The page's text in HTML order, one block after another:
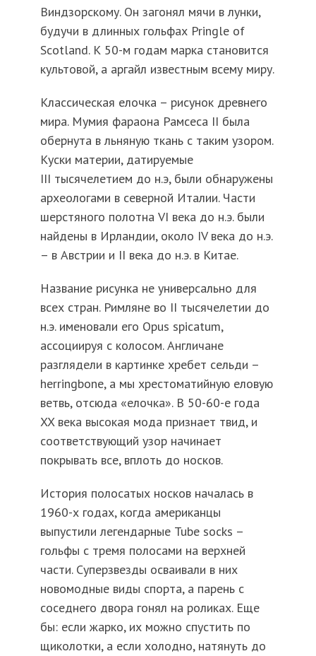
Виндзорскому. Он загонял мячи в лунки,
будучи в длинных гольфах Pringle of
Scotland. К 50-м годам марка становится
культовой, а аргайл известным всему миру.
Классическая елочка – рисунок древнего
мира. Мумия фараона Рамсеса II была
обернута в льняную ткань с таким узором.
Куски материи, датируемые
III тысячелетием до н.э, были обнаружены
археологами в северной Италии. Части
шерстяного полотна VI века до н.э. были
найдены в Ирландии, около IV века до н.э.
– в Австрии и II века до н.э. в Китае.
Название рисунка не универсально для
всех стран. Римляне во II тысячелетии до
н.э. именовали его Opus spicatum,
ассоциируя с колосом. Англичане
разглядели в картинке хребет сельди –
herringbone, а мы хрестоматийную еловую
ветвь, отсюда «елочка». В 50-60-е года
XX века высокая мода признает твид, и
соответствующий узор начинает
покрывать все, вплоть до носков.
История полосатых носков началась в
1960-х годах, когда американцы
выпустили легендарные Tube socks –
гольфы с тремя полосами на верхней
части. Суперзвезды осваивали в них
новомодные виды спорта, а парень с
соседнего двора гонял на роликах. Еще
бы: если жарко, их можно спустить по
щиколотки, а если холодно, натянуть до